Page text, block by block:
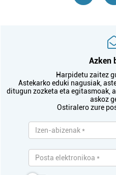
Azken
Harpidetu zaitez
Astekarko eduki nagusiak,
ditugun zozketa eta egitasmoak,
askoz
Ostiralero zure